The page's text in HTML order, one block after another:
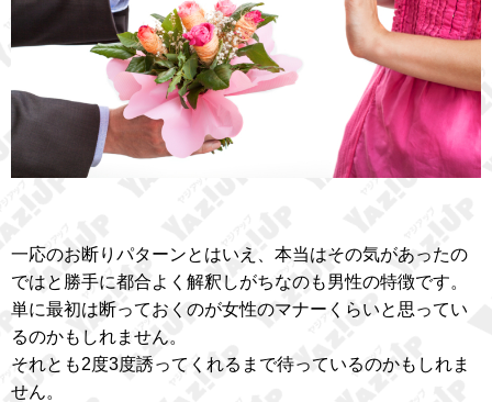
一応のお断りパターンとはいえ、本当はその気があったの
ではと勝手に都合よく解釈しがちなのも男性の特徴です。
単に最初は断っておくのが女性のマナーくらいと思ってい
るのかもしれません。
それとも2度3度誘ってくれるまで待っているのかもしれま
せん。